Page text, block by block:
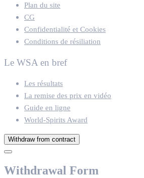
Plan du site
CG
Confidentialité et Cookies
Conditions de résiliation
Le WSA en bref
Les résultats
La remise des prix en vidéo
Guide en ligne
World-Spirits Award
Withdraw from contract
Withdrawal Form